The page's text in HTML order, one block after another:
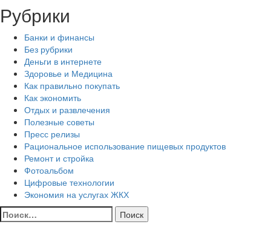
Рубрики
Банки и финансы
Без рубрики
Деньги в интернете
Здоровье и Медицина
Как правильно покупать
Как экономить
Отдых и развлечения
Полезные советы
Пресс релизы
Рациональное использование пищевых продуктов
Ремонт и стройка
Фотоальбом
Цифровые технологии
Экономия на услугах ЖКХ
Найти: